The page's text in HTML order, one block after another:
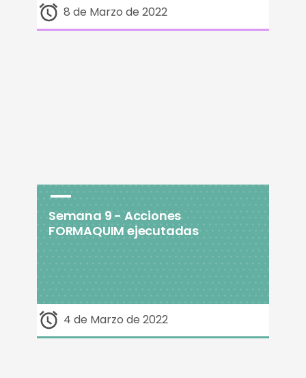
8 de Marzo de 2022
Semana 9 - Acciones
FORMAQUIM ejecutadas
4 de Marzo de 2022